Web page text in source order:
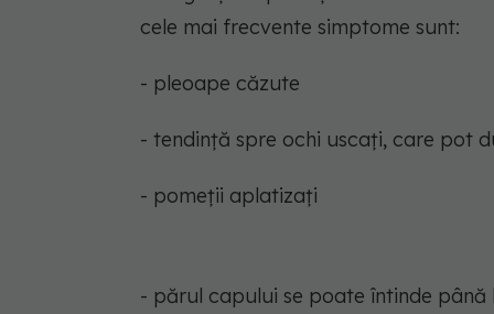
cele mai frecvente simptome sunt:
- pleoape căzute
- tendință spre ochi uscați, care pot
- pomeții aplatizați
- părul capului se poate întinde până